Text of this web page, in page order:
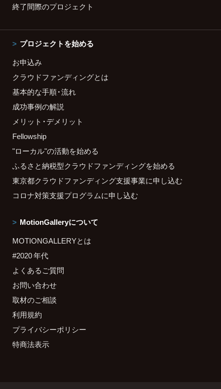
終了間際のプロジェクト
プロジェクトを始める
お申込み
クラウドファンディングとは
基本的な手順・流れ
成功事例の解説
メリット・デメリット
Fellowship
"ローカル"の活動を始める
ふるさと納税型クラウドファンディングを始める
東京都クラウドファンディング支援事業に申し込む
コロナ対策支援プログラムに申し込む
MotionGalleryについて
MOTIONGALLERYとは
#2020 年代
よくあるご質問
お問い合わせ
取材のご相談
利用規約
プライバシーポリシー
特商法表示